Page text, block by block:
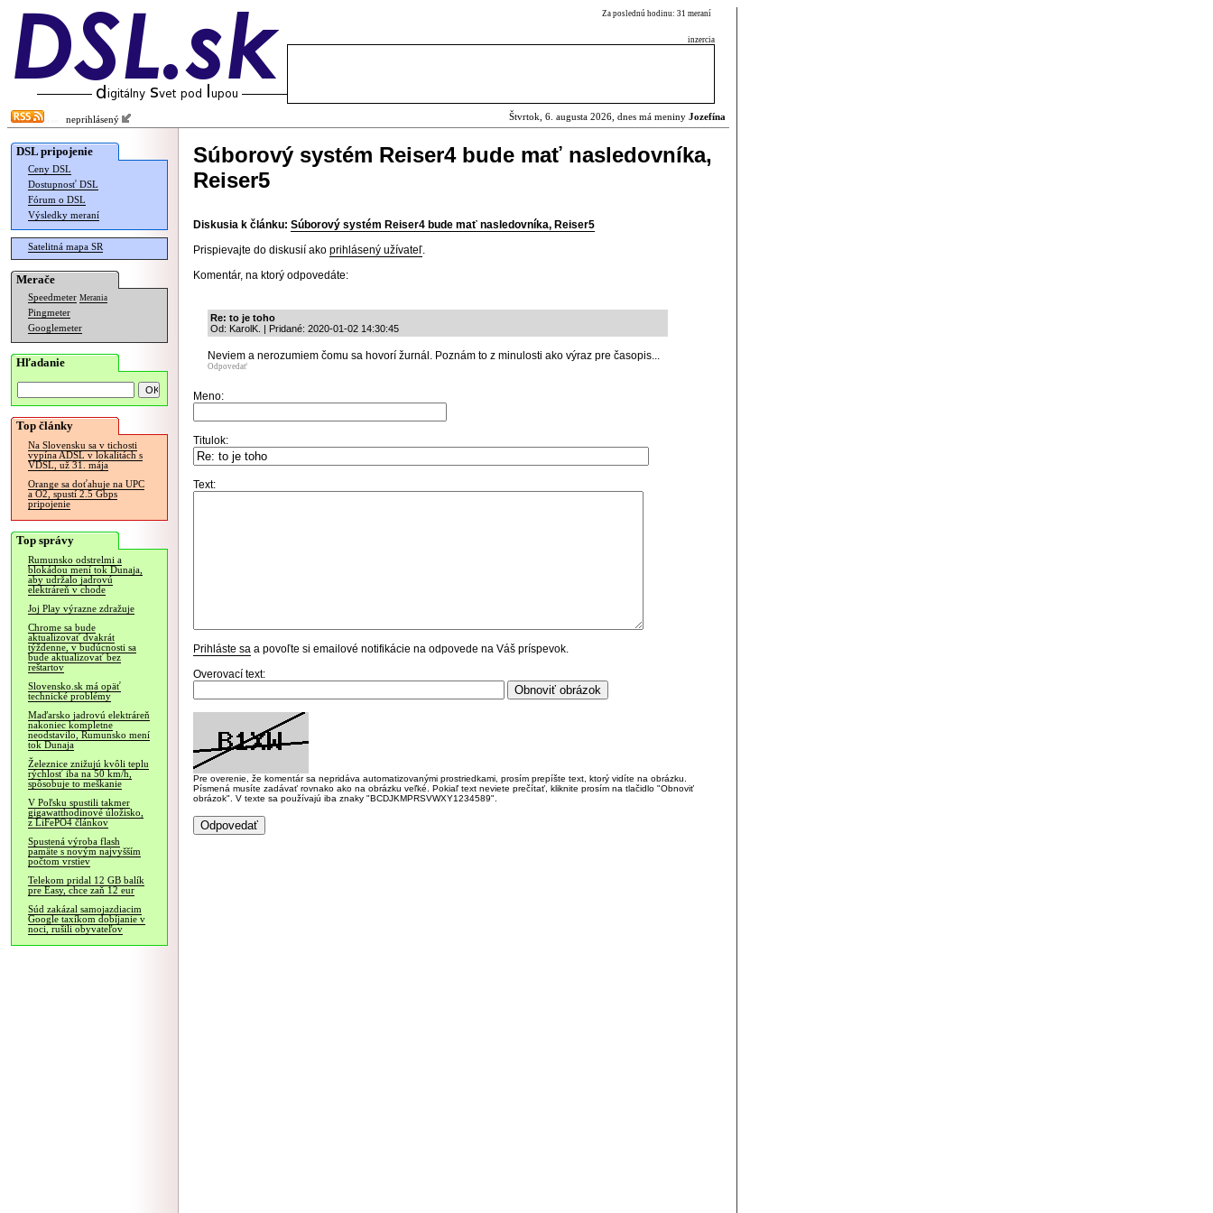
Za poslednú hodinu: 31 meraní
inzercia
neprihlásený Štvrtok, 6. augusta 2026, dnes má meniny Jozefína
DSL pripojenie
Ceny DSL
Dostupnosť DSL
Fórum o DSL
Výsledky meraní
Satelitná mapa SR
Merače
Speedmeter Merania
Pingmeter
Googlemeter
Hľadanie
Top články
Na Slovensku sa v tichosti
vypína ADSL v lokalitách s
VDSL, už 31. mája
Orange sa doťahuje na UPC
a O2, spustí 2.5 Gbps
pripojenie
Top správy
Rumunsko odstrelmi a
blokádou mení tok Dunaja,
aby udržalo jadrovú
elektráreň v chode
Joj Play výrazne zdražuje
Chrome sa bude
aktualizovať dvakrát
týždenne, v budúcnosti sa
bude aktualizovať bez
reštartov
Slovensko.sk má opäť
technické problémy
Maďarsko jadrovú elektráreň
nakoniec kompletne
neodstavilo, Rumunsko mení
tok Dunaja
Železnice znižujú kvôli teplu
rýchlosť iba na 50 km/h,
spôsobuje to meškanie
V Poľsku spustili takmer
gigawatthodinové úložisko,
z LiFePO4 článkov
Spustená výroba flash
pamäte s novým najvyšším
počtom vrstiev
Telekom pridal 12 GB balík
pre Easy, chce zaň 12 eur
Súd zakázal samojazdiacim
Google taxíkom dobíjanie v
noci, rušili obyvateľov
Súborový systém Reiser4 bude mať nasledovníka,
Reiser5
Diskusia k článku: Súborový systém Reiser4 bude mať nasledovníka, Reiser5
Prispievajte do diskusií ako prihlásený užívateľ.
Komentár, na ktorý odpovedáte:
Re: to je toho
Od: KarolK. | Pridané: 2020-01-02 14:30:45
Neviem a nerozumiem čomu sa hovorí žurnál. Poznám to z minulosti ako výraz pre časopis...
Odpovedať
Meno:
Titulok:
Text:
Prihláste sa a povoľte si emailové notifikácie na odpovede na Váš príspevok.
Overovací text:
Pre overenie, že komentár sa nepridáva automatizovanými prostriedkami, prosím prepíšte text, ktorý vidíte na obrázku.
Písmená musíte zadávať rovnako ako na obrázku veľké. Pokiaľ text neviete prečítať, kliknite prosím na tlačidlo "Obnoviť
obrázok". V texte sa používajú iba znaky "BCDJKMPRSVWXY1234589".